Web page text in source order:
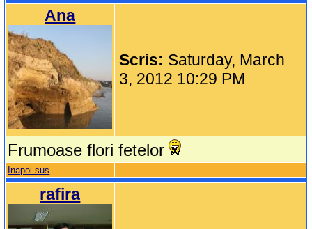
Ana
Scris: Saturday, March
3, 2012 10:29 PM
Frumoase flori fetelor
Inapoi sus
rafira